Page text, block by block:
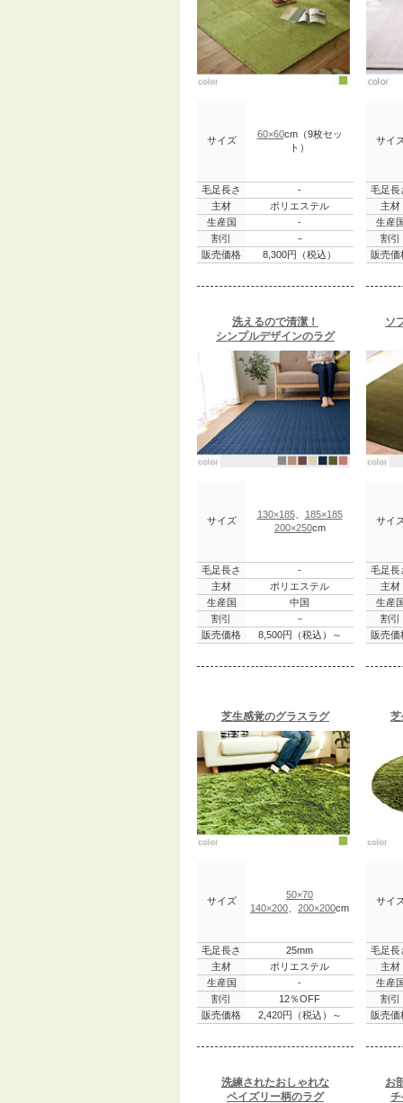
サイズ
60×60cm（9枚セッ
ト）
毛足長さ
-
主材
ポリエステル
生産国
-
割引
－
販売価格
8,300円（税込）
サイ
毛足長
主材
生産
割引
販売価
洗えるので清潔！
シンプルデザインのラグ
サイズ
130×185、
185×185
200×250cm
毛足長さ
-
主材
ポリエステル
生産国
中国
割引
－
販売価格
8,500円（税込）～
ソ
サイ
毛足長
主材
生産
割引
販売価
芝生感覚のグラスラグ
サイズ
50×70
140×200
200×200cm
毛足長さ
25mm
主材
ポリエステル
生産国
-
割引
12％OFF
販売価格
2,420円（税込）～
サイ
毛足長
主材
生産
割引
販売価
洗練されたおしゃれな
ペイズリー柄のラグ
お